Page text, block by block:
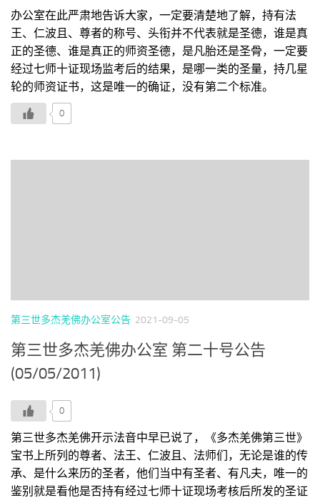
办公室在此严肃地告诉大家，一定要清楚地了解，持有法
王、仁波且、尊者的称号、头衔并不代表就是圣德，谁是真
正的圣德、谁是真正的师资圣德，是凡胎还是圣骨，一定要
经过七师十证现场监考后的结果，是哪一类的圣量，持几星
轮的师资证书，这是唯一的确证，没有第二个标准。
0
第三世多杰羌佛办公室公告 2021-09-05
第三世多杰羌佛办公室 第二十号公告
(05/05/2011)
0
第三世多杰羌佛开示法音中早已说了，《多杰羌佛第三世》
宝书上所列的尊者、法王、仁波且、法师们，无论是谁的传
承、是什么来历的圣者，他们当中有圣者、有凡夫，唯一的
鉴别就是看他是否持有经过七师十证现场考核后所发的圣证